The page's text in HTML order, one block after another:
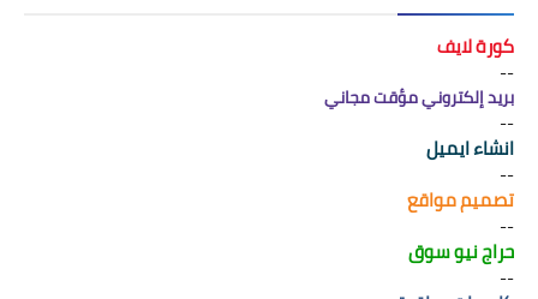
كورة لايف
--
بريد إلكتروني مؤقت مجاني
--
انشاء ايميل
--
تصميم مواقع
--
حراج نيو سوق
--